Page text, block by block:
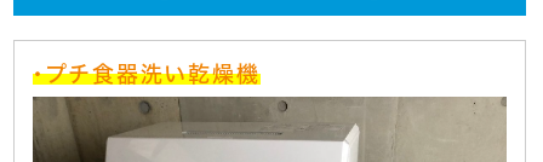
・プチ食器洗い乾燥機